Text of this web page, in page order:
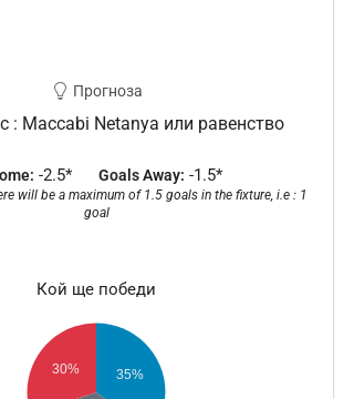
Прогноза
: Maccabi Netanya или равенство
-2.5* Goals Away: -1.5*
will be a maximum of 1.5 goals in the fixture, i.e : 1
goal
Кой ще победи